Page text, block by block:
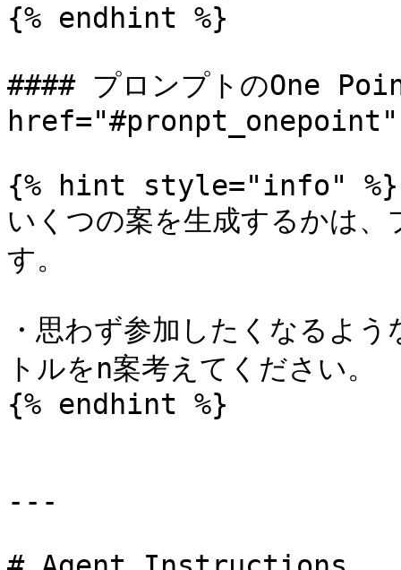
{% endhint %}
#### プロンプトのOne
{% hint style="info" %}
いくつの案を生成するかは
す。
・思わず参加したくなるよ
トルをn案考えてください。
{% endhint %}
---